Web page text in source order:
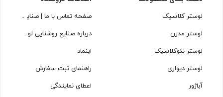
لوستر کلاسیک
لوستر مدرن
لوستر نئوکلاسیک
لوستر دیواری
آباژور
صفحه تماس با ما | صنایع
درباره صنایع روشنایی لوسترسازان
اینماد
راهنمای ثبت سفارش
اعطای نمایندگی